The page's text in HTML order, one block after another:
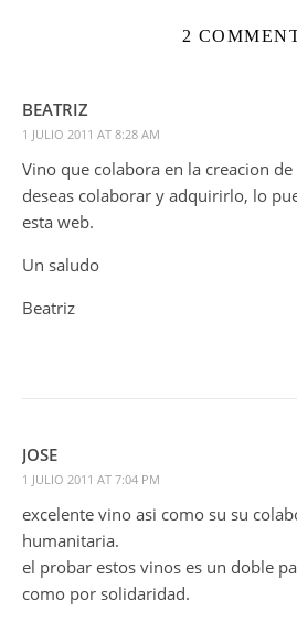
2
BEATRIZ
1 JULIO 2011 AT 8:28 AM
Vino que colabora en la creacion
deseas colaborar y adquirirlo, lo
esta web.
Un saludo
Beatriz
JOSE
1 JULIO 2011 AT 7:04 PM
excelente vino asi como su su
humanitaria.
el probar estos vinos es un doble
como por solidaridad.